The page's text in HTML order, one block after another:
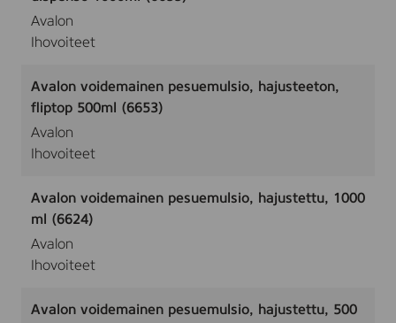
Avalon
Ihovoiteet
Avalon voidemainen pesuemulsio, hajusteeton,
fliptop 500ml (6653)
Avalon
Ihovoiteet
Avalon voidemainen pesuemulsio, hajustettu, 1000
ml (6624)
Avalon
Ihovoiteet
Avalon voidemainen pesuemulsio, hajustettu, 500